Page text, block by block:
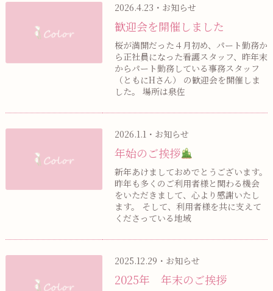
2026.4.23・お知らせ
歓迎会を開催しました
桜が満開だった４月初め、パート勤務か
ら正社員になった看護スタッフ、昨年末
からパート勤務している事務スタッフ
（ともにHさん） の歓迎会を開催しま
した。 場所は泉佐
2026.1.1・お知らせ
年始のご挨拶
新年あけましておめでとうございます。
昨年も多くのご利用者様と関わる機会
をいただきまして、心より感謝いたし
ます。 そして、利用者様を共に支えて
くださっている地域
2025.12.29・お知らせ
2025年 年末のご挨拶